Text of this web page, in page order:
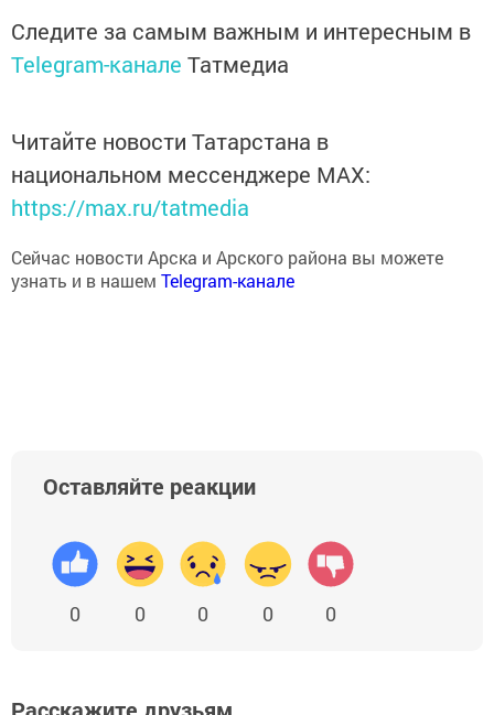
Следите за самым важным и интересным в
Telegram-канале Татмедиа
Читайте новости Татарстана в
национальном мессенджере MАХ:
https://max.ru/tatmedia
Сейчас новости Арска и Арского района вы можете
узнать и в нашем Telegram-канале
Оставляйте реакции
0 0 0 0 0